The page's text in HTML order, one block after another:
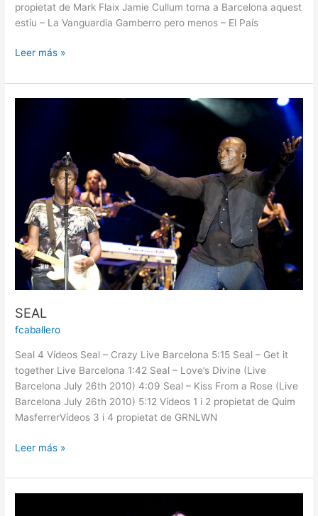
propietat de Mark Flaix Jamie Cullum torna a Barcelona aquest
estiu – La Vanguardia Gamberro pero menos – El País
Leer más »
SEAL
fcaballero
Seal 4 Vídeos Seal – Crazy Live Barcelona 5:15 Seal – Get it
together Live Barcelona 1:42 Seal – Love’s Divine (Live
Barcelona July 26th 2010) 4:09 Seal – Kiss From a Rose (Live
Barcelona July 26th 2010) 5:12 Vídeos 1 i 2 propietat de Quim
MasferrerVídeos 3 i 4 propietat de GRNLWN
Leer más »